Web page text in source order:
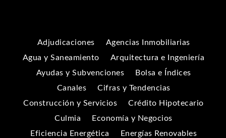
Adjudicaciones
Agencias Inmobiliarias
Agua y Saneamiento
Arquitectura e Ingeniería
Ayudas y Subvenciones
Bolsa e Índices
Canales
Cifras y Tendencias
Construcción y Servicios
Crédito Hipotecario
Culmia
Economía y Negocios
Eficiencia Energética
Energías Renovables